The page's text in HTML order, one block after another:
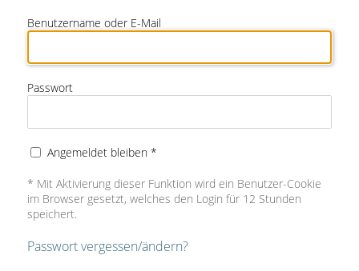
Benutzername oder E-Mail
Passwort
Angemeldet bleiben *
* Mit Aktivierung dieser Funktion wird ein Benutzer-Cookie
im Browser gesetzt, welches den Login für 12 Stunden
speichert.
Passwort vergessen/ändern?